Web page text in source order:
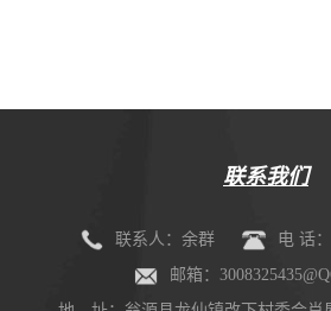
联系我们
联系人：余群
电 话
邮箱：